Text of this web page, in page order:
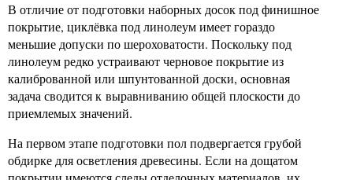
В отличие от подготовки наборных досок под финишное
покрытие, циклёвка под линолеум имеет гораздо
меньшие допуски по шероховатости. Поскольку под
линолеум редко устраивают черновое покрытие из
калиброванной или шпунтованной доски, основная
задача сводится к выравниванию общей плоскости до
приемлемых значений.
На первом этапе подготовки пол подвергается грубой
обдирке для осветления древесины. Если на дощатом